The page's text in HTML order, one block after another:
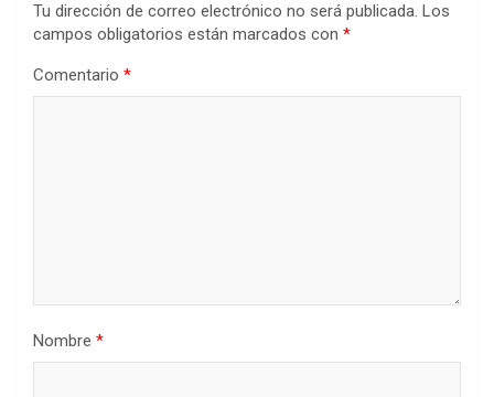
Tu dirección de correo electrónico no será publicada. Los
campos obligatorios están marcados con *
Comentario *
Nombre *